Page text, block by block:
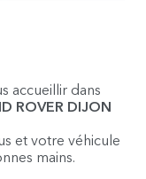
accueillir dans
ROVER DIJON
et votre véhicule
mains.